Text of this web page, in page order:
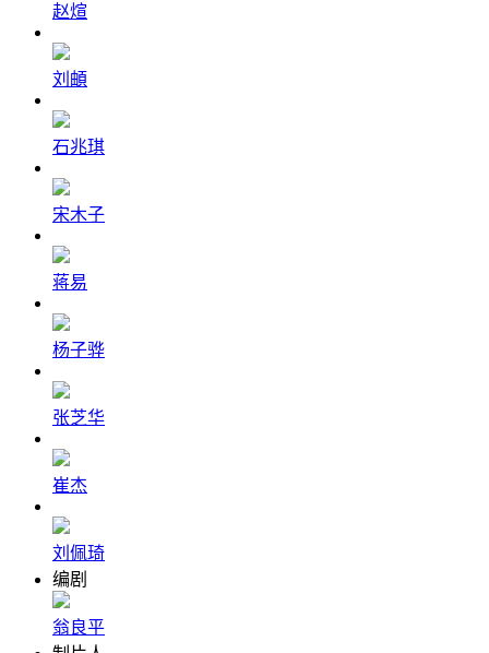
赵煊
刘頔
石兆琪
宋木子
蒋易
杨子骅
张芝华
崔杰
刘佩琦
编剧
翁良平